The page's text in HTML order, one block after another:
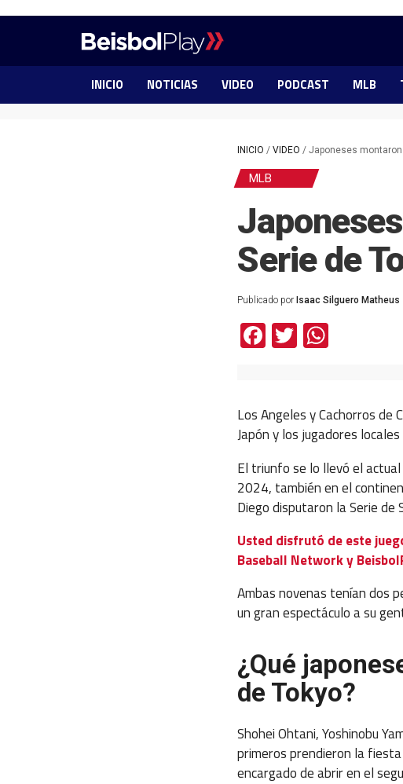
INICIO NOTICIAS VIDEO PODCAST MLB
INICIO /VIDEO /Japoneses montaron
MLB
Serie de
Publicado por Isaac Silguero Matheus
Facebook
Twitter
Los Angeles y Cachorros de
Japón y los jugadores
El triunfo se lo llevó el
2024, también en el
Diego disputaron la Serie de
Usted disfrutó de este
Baseball Network y
Ambas novenas tenían dos
un gran espectáculo a su
¿Qué
de Tokyo?
Shohei Ohtani, Yoshinobu
primeros prendieron la
encargado de abrir en el